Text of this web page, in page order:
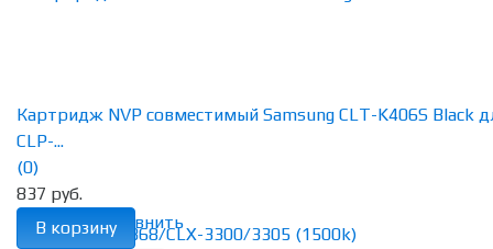
избранное сравнить
Картридж NVP совместимый Samsung CLT-K406S Black
CLP-...
(0)
837 руб.
В корзину